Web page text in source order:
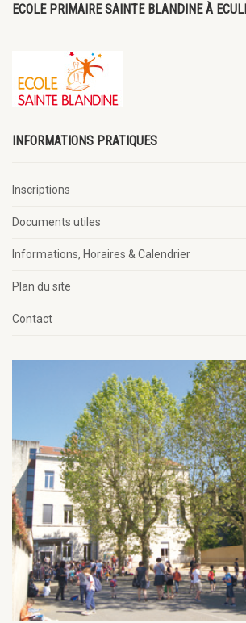
ECOLE PRIMAIRE SAINTE BLANDINE À
INFORMATIONS PRATIQUES
Inscriptions
Documents utiles
Informations, Horaires & Calendrier
Plan du site
Contact